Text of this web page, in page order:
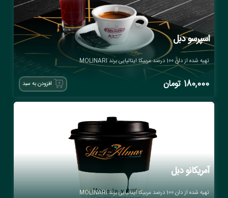
اسپرسو دبل
تهیه شده از دان 100 درصد عربیکا ایتالیایی برند MOLINARI
180,000 تومان افزودن به سبد
آمریکانو دبل
تهیه شده از دان 100 درصد عربیکا ایتالیایی برند MOLINARI